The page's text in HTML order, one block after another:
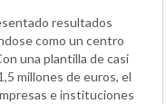
resultados
como un centro
una plantilla de casi
millones de euros, el
e instituciones